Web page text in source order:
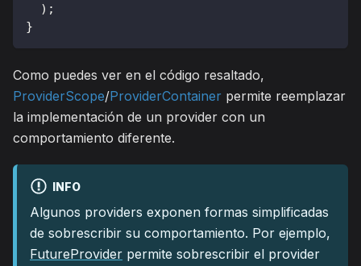
) ;
}
Como puedes ver en el código resaltado,
ProviderScope/ProviderContainer permite reemplazar
la implementación de un provider con un
comportamiento diferente.
INFO
Algunos providers exponen formas simplificadas
de sobrescribir su comportamiento. Por ejemplo,
FutureProvider permite sobrescribir el provider